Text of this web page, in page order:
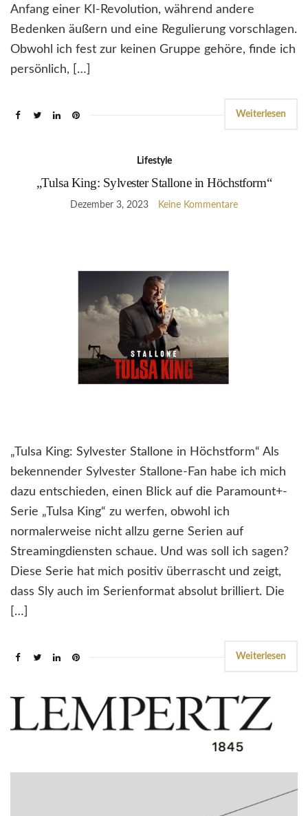
Anfang einer KI-Revolution, während andere
Bedenken äußern und eine Regulierung vorschlagen.
Obwohl ich fest zur keinen Gruppe gehöre, finde ich
persönlich, […]
Weiterlesen
Lifestyle
„Tulsa King: Sylvester Stallone in Höchstform“
Dezember 3, 2023 Keine Kommentare
„Tulsa King: Sylvester Stallone in Höchstform“ Als
bekennender Sylvester Stallone-Fan habe ich mich
dazu entschieden, einen Blick auf die Paramount+-
Serie „Tulsa King“ zu werfen, obwohl ich
normalerweise nicht allzu gerne Serien auf
Streamingdiensten schaue. Und was soll ich sagen?
Diese Serie hat mich positiv überrascht und zeigt,
dass Sly auch im Serienformat absolut brilliert. Die
[…]
Weiterlesen